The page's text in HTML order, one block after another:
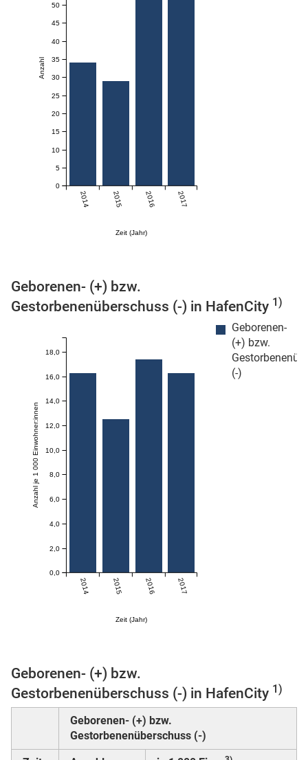
(Mikrozensus)
Zeit (Jahr)
2014 2015 2016 2017
Anzahl
0
5
10
15
20
25
30
35
40
45
50
Geborenen- (+) bzw.
Gestorbenenüberschuss (-) in HafenCity 1)
Geborenen-
(+) bzw.
(-)
Zeit (Jahr)
2014 2015 2016 2017
Anzahl je 1 000 Einwohner:innen
0,0
2,0
4,0
6,0
8,0
10,0
12,0
14,0
16,0
18,0
Geborenen- (+) bzw.
Gestorbenenüberschuss (-) in HafenCity 1)
Geborenen- (+) bzw.
Gestorbenenüberschuss (-)